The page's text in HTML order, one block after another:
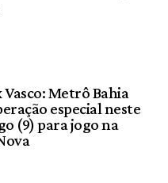
Vasco: Metrô Bahia
especial neste
(9) para jogo na